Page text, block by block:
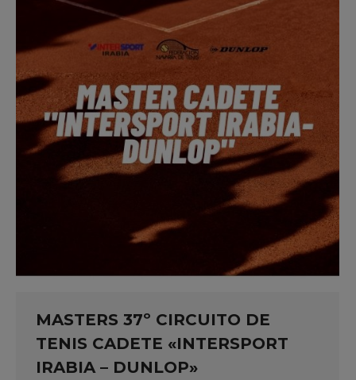
MASTERS 37º CIRCUITO DE
TENIS CADETE «INTERSPORT
IRABIA – DUNLOP»